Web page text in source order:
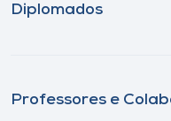
Diplomados
Professores e